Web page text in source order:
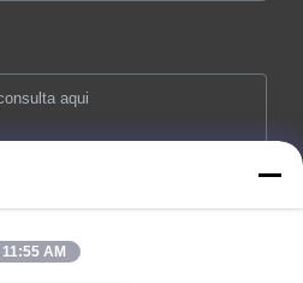
11:55 AM